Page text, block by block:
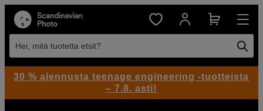
Hei, mitä tuotetta etsit?
30 % alennusta teenage engineering -tuotteista
– 7.8. asti!